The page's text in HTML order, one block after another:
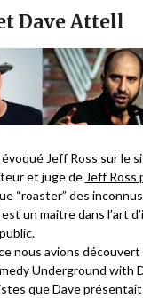
Dave Attell
Jeff Ross sur le
et juge de Jeff Ross
“roaster” des
un maitre dans l’art
nous avions
Underground with
que Dave